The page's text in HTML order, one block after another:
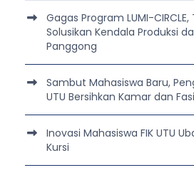
Gagas Program LUMI-
Solusikan Kendala Produksi
Panggong
Sambut Mahasiswa Baru,
UTU Bersihkan Kamar dan
Inovasi Mahasiswa FIK UTU
Kursi